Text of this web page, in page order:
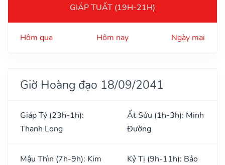
GIÁP TUẤT (19H-21H)
Hôm qua Hôm nay Ngày mai
Giờ Hoàng đạo 18/09/2041
Giáp Tý (23h-1h):
Thanh Long
Ất Sửu (1h-3h): Minh
Đường
Mậu Thìn (7h-9h): Kim
Kỷ Tị (9h-11h): Bảo